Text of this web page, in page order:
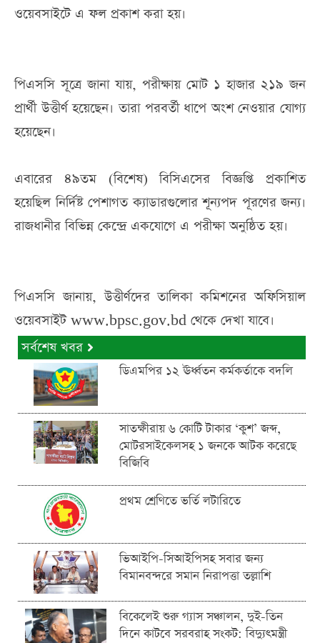
ওয়েবসাইটে এ ফল প্রকাশ করা হয়।
পিএসসি সূত্রে জানা যায়, পরীক্ষায় মোট ১ হাজার ২১৯ জন
প্রার্থী উত্তীর্ণ হয়েছেন। তারা পরবর্তী ধাপে অংশ নেওয়ার যোগ্য
হয়েছেন।
এবারের ৪৯তম (বিশেষ) বিসিএসের বিজ্ঞপ্তি প্রকাশিত
হয়েছিল নির্দিষ্ট পেশাগত ক্যাডারগুলোর শূন্যপদ পূরণের জন্য।
রাজধানীর বিভিন্ন কেন্দ্রে একযোগে এ পরীক্ষা অনুষ্ঠিত হয়।
পিএসসি জানায়, উত্তীর্ণদের তালিকা কমিশনের অফিসিয়াল
ওয়েবসাইট www.bpsc.gov.bd থেকে দেখা যাবে।
সর্বশেষ খবর
ডিএমপির ১২ ঊর্ধ্বতন কর্মকর্তাকে বদলি
সাতক্ষীরায় ৬ কোটি টাকার ‘কুশ’ জব্দ,
মোটরসাইকেলসহ ১ জনকে আটক করেছে
বিজিবি
প্রথম শ্রেণিতে ভর্তি লটারিতে
ভিআইপি-সিআইপিসহ সবার জন্য
বিমানবন্দরে সমান নিরাপত্তা তল্লাশি
বিকেলেই শুরু গ্যাস সঞ্চালন, দুই-তিন
দিনে কাটবে সরবরাহ সংকট: বিদ্যুৎমন্ত্রী